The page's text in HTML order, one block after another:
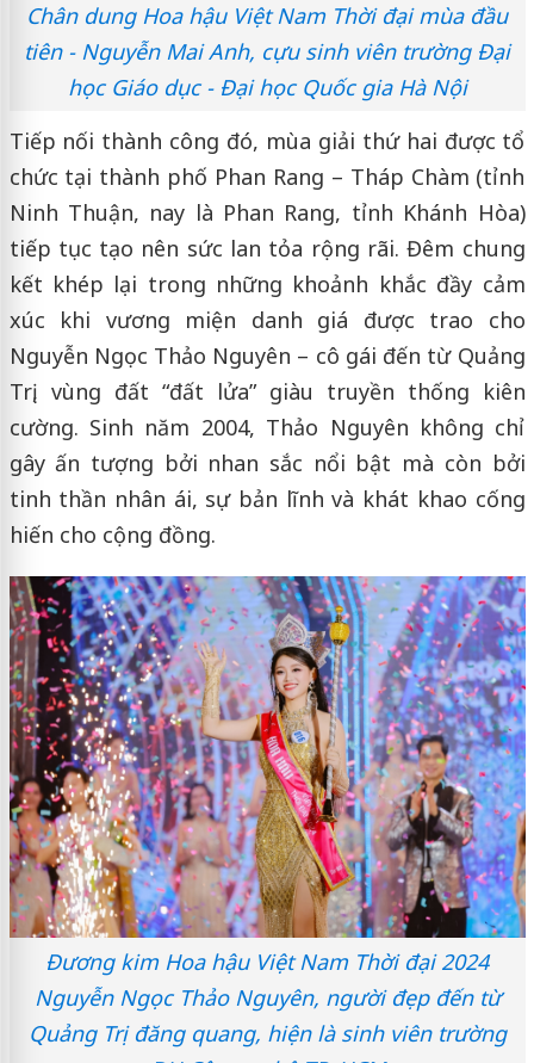
Chân dung Hoa hậu Việt Nam Thời đại mùa đầu
tiên - Nguyễn Mai Anh, cựu sinh viên trường Đại
học Giáo dục - Đại học Quốc gia Hà Nội
Tiếp nối thành công đó, mùa giải thứ hai được tổ
chức tại thành phố Phan Rang – Tháp Chàm (tỉnh
Ninh Thuận, nay là Phan Rang, tỉnh Khánh Hòa)
tiếp tục tạo nên sức lan tỏa rộng rãi. Đêm chung
kết khép lại trong những khoảnh khắc đầy cảm
xúc khi vương miện danh giá được trao cho
Nguyễn Ngọc Thảo Nguyên – cô gái đến từ Quảng
Trị, vùng đất “đất lửa” giàu truyền thống kiên
cường. Sinh năm 2004, Thảo Nguyên không chỉ
gây ấn tượng bởi nhan sắc nổi bật mà còn bởi
tinh thần nhân ái, sự bản lĩnh và khát khao cống
hiến cho cộng đồng.
Đương kim Hoa hậu Việt Nam Thời đại 2024
Nguyễn Ngọc Thảo Nguyên, người đẹp đến từ
Quảng Trị đăng quang, hiện là sinh viên trường